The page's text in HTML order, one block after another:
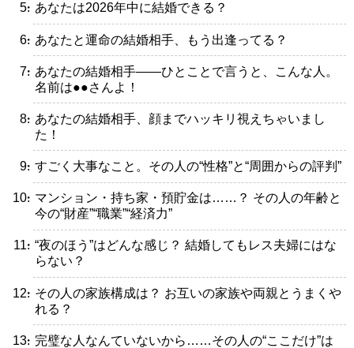
・あなたは2026年中に結婚できる？
・あなたと運命の結婚相手、もう出逢ってる？
・あなたの結婚相手――ひとことで言うと、こんな人。
名前は●●さんよ！
・あなたの結婚相手、顔までハッキリ視えちゃいまし
た！
・すごく大事なこと。その人の“性格”と“周囲からの評判”
・マンション・持ち家・預貯金は……？ その人の年齢と
今の“財産”“職業”“経済力”
・“夜のほう”はどんな感じ？ 結婚してもレス夫婦にはな
らない？
・その人の家族構成は？ お互いの家族や両親とうまくや
れる？
・完璧な人なんていないから……その人の“ここだけ”は